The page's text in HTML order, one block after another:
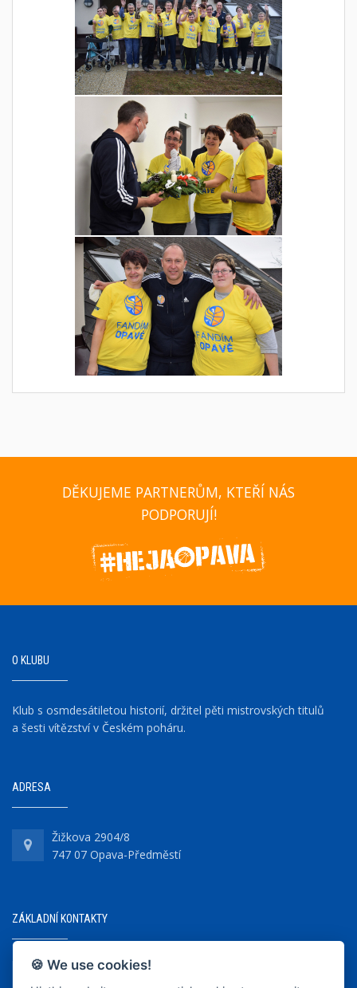
DĚKUJEME PARTNERŮM, KTEŘÍ NÁS
PODPORUJÍ!
O KLUBU
Klub s osmdesátiletou historií, držitel pěti mistrovských titulů
a šesti vítězství v Českém poháru.
ADRESA
Žižkova 2904/8
747 07 Opava-Předměstí
ZÁKLADNÍ KONTAKTY
+420 737 218 679
🍪 We use cookies!